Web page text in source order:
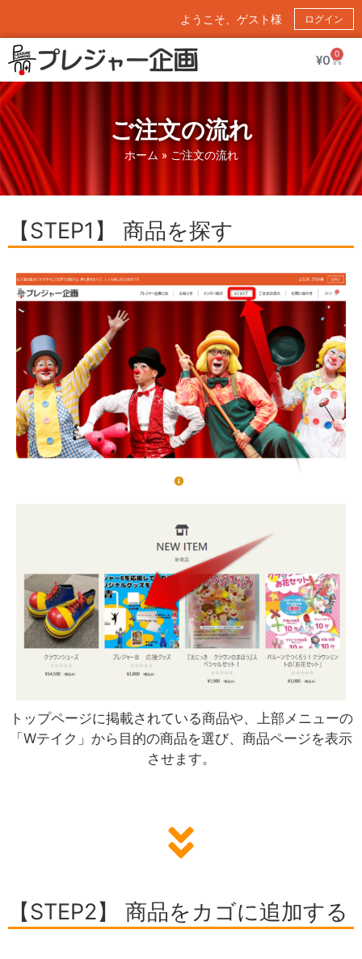
ようこそ、ゲスト様 ログイン
¥0 0
ご注文の流れ
ホーム » ご注文の流れ
【STEP1】 商品を探す
トップページに掲載されている商品や、上部メニューの
「Wテイク」から目的の商品を選び、商品ページを表示
させます。
【STEP2】 商品をカゴに追加する